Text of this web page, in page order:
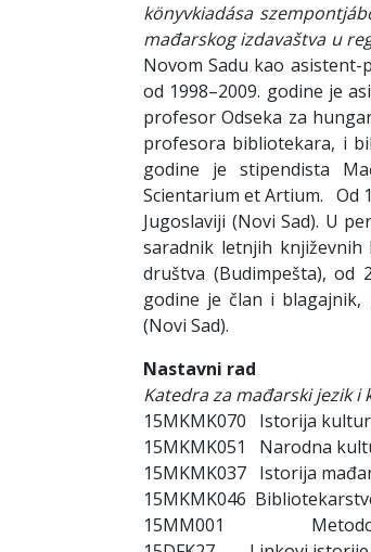
könyvkiadása
mađarskog izdavaštva u
Novom Sadu kao asistent-
od 1998–2009. godine je
profesor Odseka za
profesora bibliotekara, i
godine je stipendista
Scientarium et Artium. Od
Jugoslaviji (Novi Sad). U
saradnik letnjih književnih
društva (Budimpešta), od
godine je član i blagajnik,
(Novi Sad).
Nastavni rad
Katedra za mađarski jezik i
15MKMK070
15MKMK051
15MKMK037 Istorija
15MKMK046
15MM001